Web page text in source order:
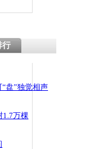
行
“盘”独觉相声
1.7万棵